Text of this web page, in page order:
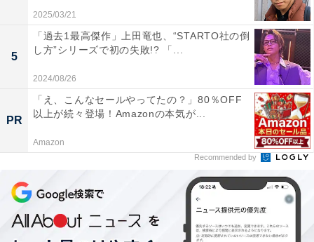
2025/03/21
5
「過去1最高傑作」上田竜也、“STARTO社の倒
し方”シリーズで初の失敗!? 「...
2024/08/26
PR
「え、こんなセールやってたの？」80％OFF
以上が続々登場！Amazonの本気が...
Amazon
Recommended by